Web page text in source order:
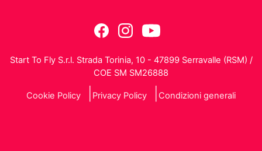
Start To Fly S.r.l. Strada Torinia, 10 - 47899 Serravalle (RSM) /
COE SM SM26888
Cookie Policy Privacy Policy Condizioni generali